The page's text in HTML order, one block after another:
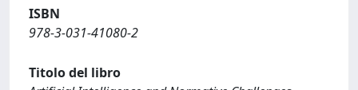
ISBN
978-3-031-41080-2
Titolo del libro